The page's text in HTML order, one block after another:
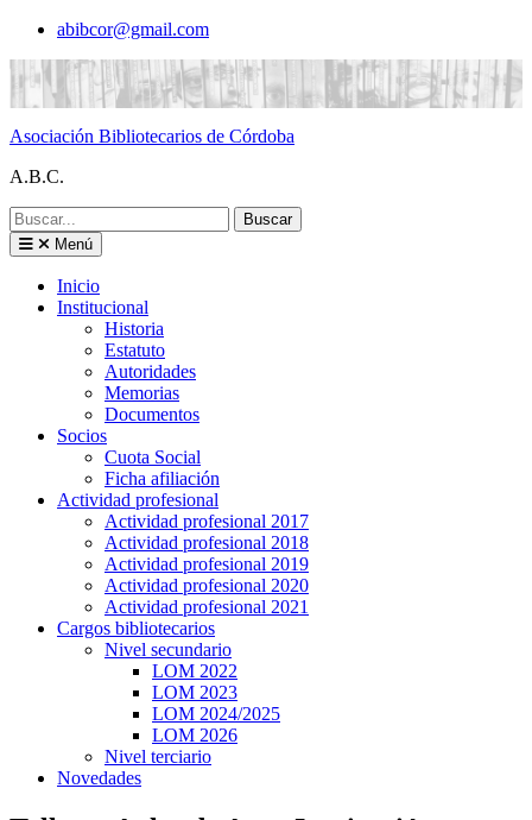
Saltar
contenido
abibcor@gmail.com
Asociación Bibliotecarios de Córdoba
A.B.C.
Buscar:
Menú
Inicio
Institucional
Historia
Estatuto
Autoridades
Memorias
Documentos
Socios
Cuota Social
Ficha afiliación
Actividad profesional
Actividad profesional 2017
Actividad profesional 2018
Actividad profesional 2019
Actividad profesional 2020
Actividad profesional 2021
Cargos bibliotecarios
Nivel secundario
LOM 2022
LOM 2023
LOM 2024/2025
LOM 2026
Nivel terciario
Novedades